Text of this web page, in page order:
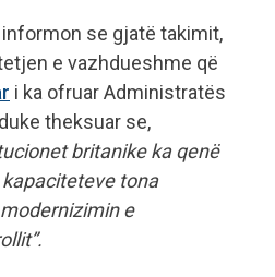
informon se gjatë takimit,
e vazhdueshme që
i ka ofruar Administratës
theksuar se,
britanike ka qenë
tona
e